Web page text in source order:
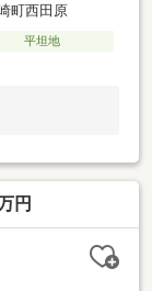
町西田原
平坦地
円